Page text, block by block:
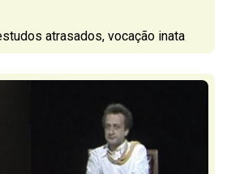
atrasados, vocação inata